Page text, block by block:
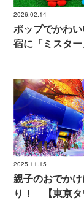
2026.02.14
ポップでかわ
宿に「ミスタ
ルミス」日本
2025.11.15
親子のおでか
り！ 【東京タ
キ＆ララカラ